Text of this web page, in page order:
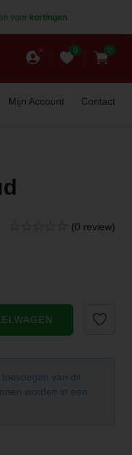
voor kortingen
0 0
Mijn Account Contact
(0 review)
toevoegen van dit
worden in een